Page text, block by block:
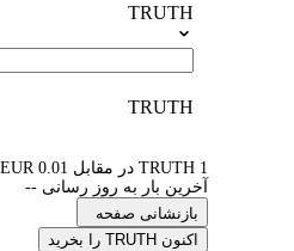
TRUTH
TRUTH
1 TRUTH در مقابل 0.01 EUR
آخرین بار به روز رسانی --
بازنشانی صفحه
اکنون TRUTH را بخرید